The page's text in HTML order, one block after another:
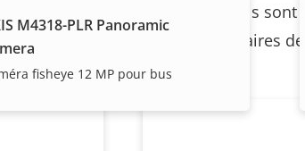
M4318-PLR Panoramic
fisheye 12 MP pour bus
Axis et les produits individuels
nos partenaires